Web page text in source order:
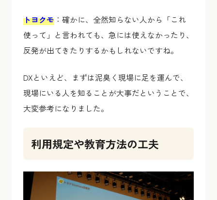
トヨクモ ：確かに、全然知らない人から「これ
使って」と言われても、急には使えなかったり、
反発が出てきたりするかもしれないですね。
DXといえど、まずは泥臭く現場に足を運んで、
現場にいる人を知ることが大事だということで、
大変参考になりました。
利用規定や教育方法の工夫